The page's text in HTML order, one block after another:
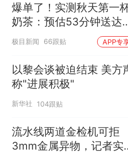
爆单了！实测秋天第一
奶茶：预估53分钟送达
实际耗时92分钟
极目新闻 66跟贴 APP专
以黎会谈被迫结束 美方
称"进展积极"
新华社 104跟贴
流水线两道金检机可拒
3mm金属异物，记者实